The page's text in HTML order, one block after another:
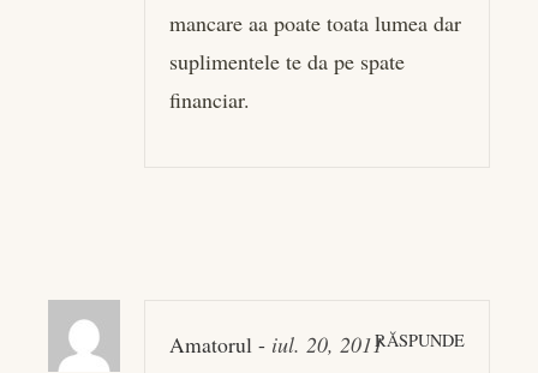
mancare aa poate toata lumea dar
suplimentele te da pe spate
financiar.
Amatorul - iul. 20, 2011RĂSPUNDE